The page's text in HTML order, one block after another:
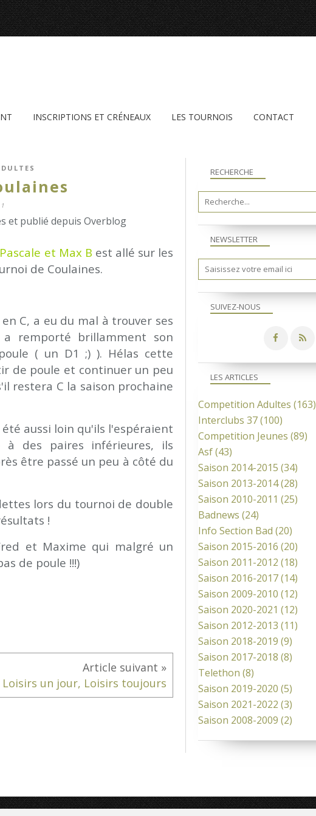
INSCRIPTIONS ET CRÉNEAUX LES TOURNOIS CONTACT
et publié depuis Overblog
et Max B est allé sur les
de Coulaines.
C, a eu du mal à trouver ses
remporté brillamment son
( un D1 ;) ). Hélas cette
de poule et continuer un peu
restera C la saison prochaine
aussi loin qu'ils l'espéraient
à des paires inférieures, ils
être passé un peu à côté du
lors du tournoi de double
!
et Maxime qui malgré un
de poule !!!)
Loisirs un jour, Loisirs toujours
NEWSLETTER
SUIVEZ-NOUS
RECHERCHE
LES ARTICLES
Competition Adultes (163)
Interclubs 37(100)
Competition Jeunes (89)
Asf(43)
Saison 2014-2015 (34)
Saison 2013-2014(28)
Saison 2010-2011 (25)
Badnews (24)
Info Section Bad (20)
Saison 2015-2016 (20)
Saison 2011-2012 (18)
Saison 2016-2017(14)
Saison 2009-2010 (12)
Saison 2020-2021 (12)
Saison 2012-2013 (11)
Saison 2018-2019 (9)
Saison 2017-2018 (8)
Telethon (8)
Saison 2019-2020 (5)
Saison 2021-2022 (3)
Saison 2008-2009 (2)